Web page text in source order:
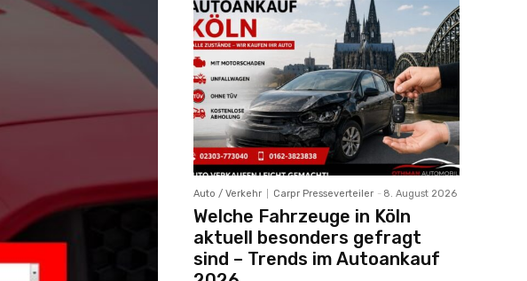
Auto / Verkehr Carpr Presseverteiler - 8. August 2026
Welche Fahrzeuge in Köln
aktuell besonders gefragt
sind – Trends im Autoankauf